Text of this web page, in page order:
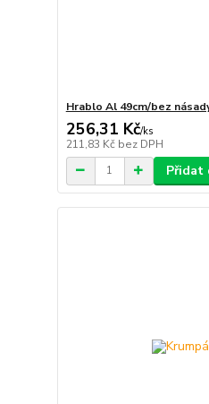
Hrablo Al 49cm/bez
256,31 Kč/ks
211,83 Kč bez DPH
Přidat